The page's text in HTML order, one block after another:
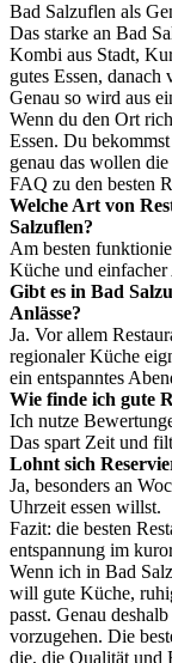
Bad Salzuflen als
Das starke an Bad
Kombi aus Stadt,
gutes Essen,
Genau so wird aus
Wenn du den Ort
Essen. Du
genau das wollen
FAQ zu den besten
Welche Art von
Salzuflen?
Am besten
Küche und
Gibt es in Bad
Anlässe?
Ja. Vor allem
regionaler Küche
ein entspanntes
Wie finde ich gute
Ich nutze
Das spart Zeit und
Lohnt sich
Ja, besonders an
Uhrzeit essen willst.
Fazit: die besten
entspannung im
Wenn ich in Bad
will gute Küche,
passt. Genau
vorzugehen. Die
die, die Qualität und